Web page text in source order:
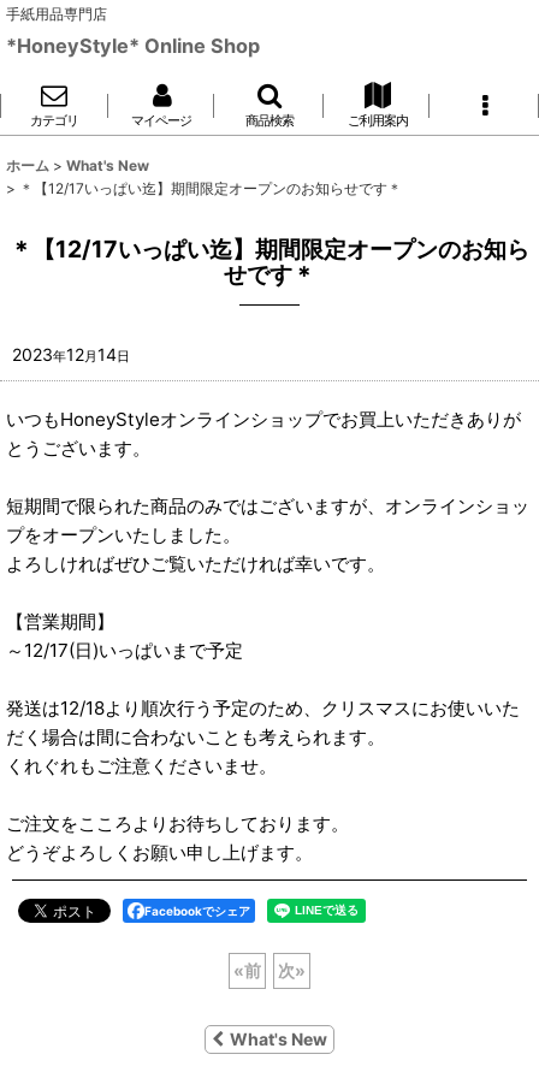
手紙用品専門店
*HoneyStyle* Online Shop
カテゴリ マイページ 商品検索 ご利用案内
ホーム > What's New
> ＊【12/17いっぱい迄】期間限定オープンのお知らせです＊
＊【12/17いっぱい迄】期間限定オープンのお知ら
せです＊
2023年12月14日
いつもHoneyStyleオンラインショップでお買上いただきありが
とうございます。
短期間で限られた商品のみではございますが、オンラインショッ
プをオープンいたしました。
よろしければぜひご覧いただければ幸いです。
【営業期間】
～12/17(日)いっぱいまで予定
発送は12/18より順次行う予定のため、クリスマスにお使いいた
だく場合は間に合わないことも考えられます。
くれぐれもご注意くださいませ。
ご注文をこころよりお待ちしております。
どうぞよろしくお願い申し上げます。
Facebookでシェア
«前 次»
What's New